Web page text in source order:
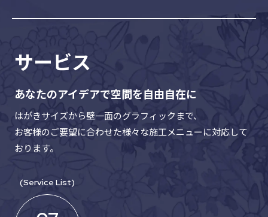
サービス
あなたのアイデアで空間を自由自在に
はがきサイズから壁⼀⾯のグラフィックまで、
お客様のご要望に合わせた様々な施⼯メニューに対応して
おります。
(Service List)